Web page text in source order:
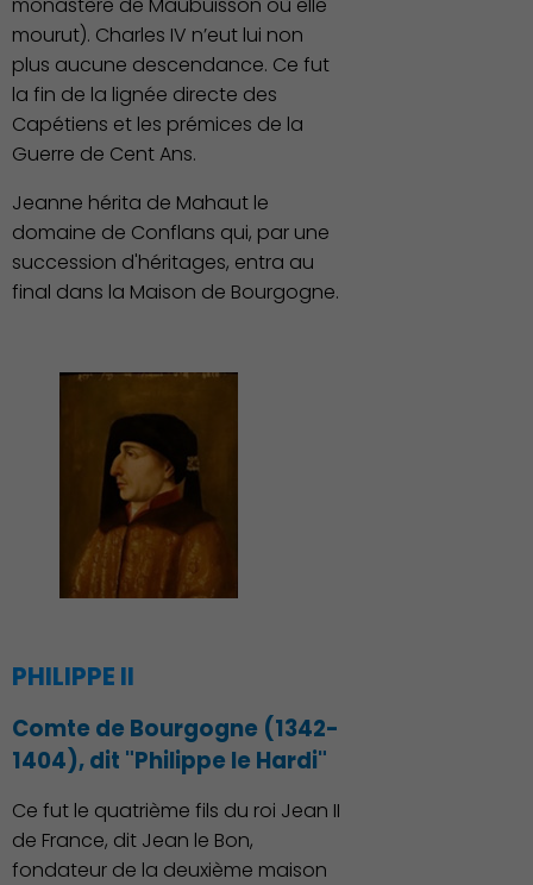
mourut). Charles IV n’eut lui non
plus aucune descendance. Ce fut
la fin de la lignée directe des
Capétiens et les prémices de la
Guerre de Cent Ans.
Jeanne hérita de Mahaut le
domaine de Conflans qui, par une
succession d'héritages, entra au
final dans la Maison de Bourgogne.
PHILIPPE II
Comte de Bourgogne (1342-
1404), dit "Philippe le Hardi"
Ce fut le quatrième fils du roi Jean II
de France, dit Jean le Bon,
fondateur de la deuxième maison